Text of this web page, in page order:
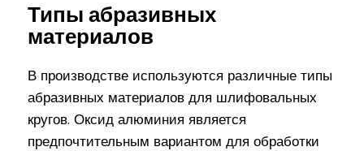
Типы абразивных
материалов
В производстве используются различные типы
абразивных материалов для шлифовальных
кругов. Оксид алюминия является
предпочтительным вариантом для обработки